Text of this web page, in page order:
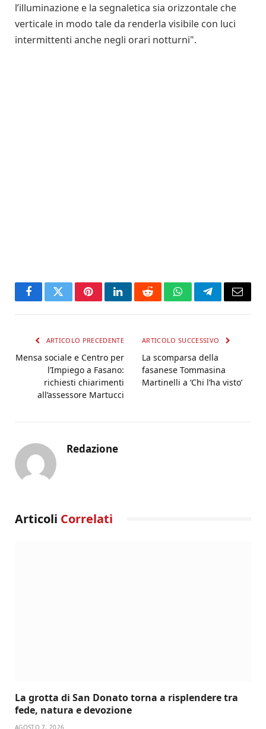
l’illuminazione e la segnaletica sia orizzontale che
verticale in modo tale da renderla visibile con luci
intermittenti anche negli orari notturni".
FacebookTwitterPinterestLinkedInRedditWhatsAppTelegramEmail
ARTICOLO PRECEDENTE
Mensa sociale e Centro per
l’Impiego a Fasano:
richiesti chiarimenti
all’assessore Martucci
ARTICOLO SUCCESSIVO
La scomparsa della
fasanese Tommasina
Martinelli a ‘Chi l’ha visto’
Redazione
Articoli Correlati
La grotta di San Donato torna a risplendere tra
fede, natura e devozione
AGOSTO 7, 2026